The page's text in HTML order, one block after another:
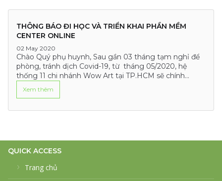
THÔNG BÁO ĐI HỌC VÀ TRIỂN KHAI PHẦN MỀM
CENTER ONLINE
02 May 2020
Chào Quý phụ huynh, Sau gần 03 tháng tạm nghỉ để
phòng, tránh dịch Covid-19, từ tháng 05/2020, hệ
thống 11 chi nhánh Wow Art tại TP.HCM sẽ chính
Xem thêm
QUICK ACCESS
Trang chủ